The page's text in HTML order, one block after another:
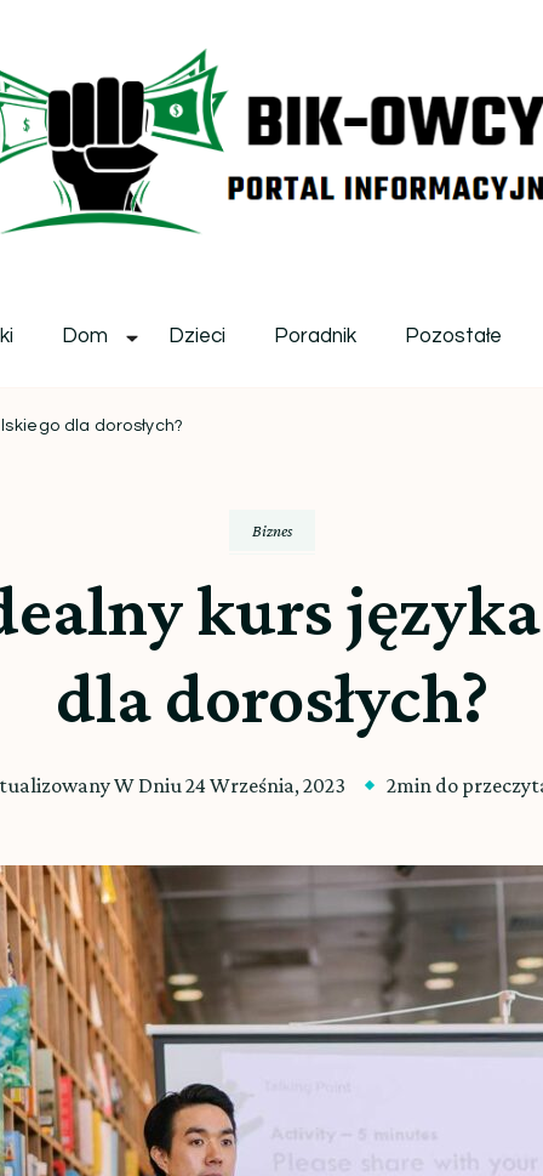
Dom Dzieci Poradnik Pozostałe
dla dorosłych?
Biznes
kurs
dla dorosłych?
W Dniu 24 Września, 2023 2min do